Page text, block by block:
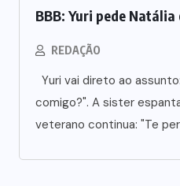
BBB: Yuri pede
REDAÇÃO
Yuri vai direto ao
comigo?". A sister
veterano continua: "Te